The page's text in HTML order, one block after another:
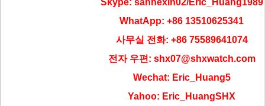
Skype: sanhexin02/Eric_Huang1989
WhatApp: +86 13510625341
사무실 전화: +86 75589641074
전자 우편: shx07@shxwatch.com
Wechat: Eric_Huang5
Yahoo: Eric_HuangSHX